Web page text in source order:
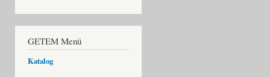
GETEM Menü
Katalog